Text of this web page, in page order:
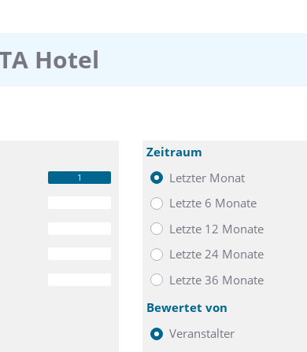
Hotel
1
Zeitraum
Letzter Monat
Letzte 6 Monate
Letzte 12 Monate
Letzte 24 Monate
Letzte 36 Monate
Bewertet von
Veranstalter